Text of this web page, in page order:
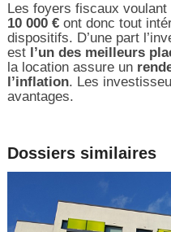
Les foyers fiscaux voulant
10 000 €ont donc tout
dispositifs. D’une part
est l’un des meilleurs
la location assure un
l’inflation. Les
avantages.
Dossiers similaires